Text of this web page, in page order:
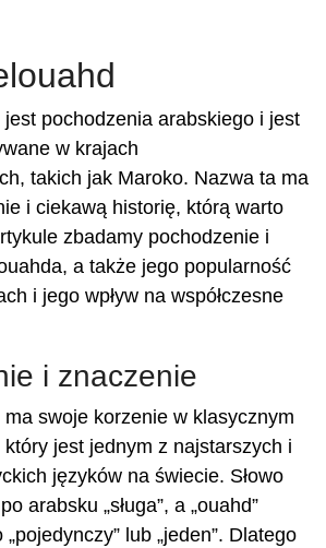
pochodzenia arabskiego i jest
w krajach
takich jak Maroko. Nazwa ta ma
i ciekawą historię, którą warto
zbadamy pochodzenie i
a także jego popularność
i jego wpływ na współczesne
i znaczenie
swoje korzenie w klasycznym
jest jednym z najstarszych i
języków na świecie. Słowo
arabsku „sługa”, a „ouahd”
lub „jeden”. Dlatego